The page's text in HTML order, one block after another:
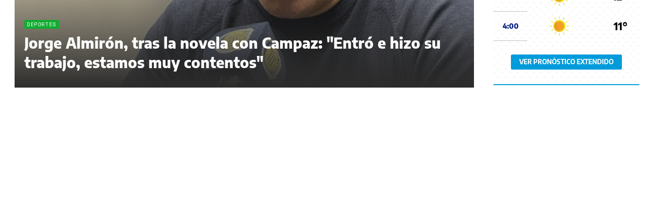
DEPORTES
Jorge Almirón, tras la novela con Campaz: "Entró e hizo su
trabajo, estamos muy contentos"
4:00 11°
VER PRONÓSTICO EXTENDIDO